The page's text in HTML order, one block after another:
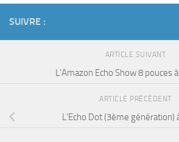
SUIVRE :
ARTICLE SUIVANT
L’Amazon Echo Show 8 pouces
ARTICLE PRÉCÉDENT
L’Echo Dot (3ème génération)